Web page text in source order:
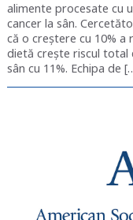
alimente procesate cu
cancer la sân.
că o creștere cu 10%
dietă crește riscul total
sân cu 11%. Echipa de